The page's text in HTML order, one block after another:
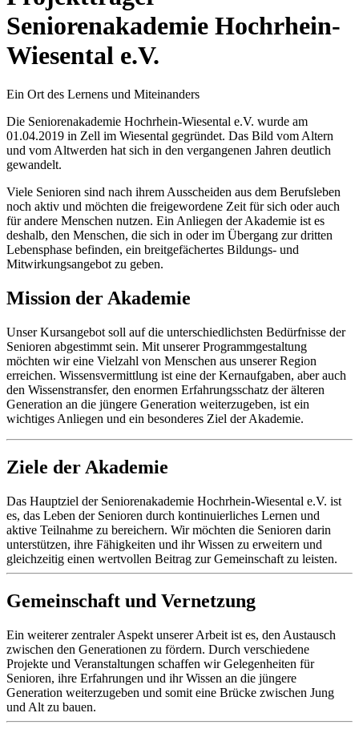
Seniorenakademie Hochrhein-
Wiesental e.V.
Ein Ort des Lernens und Miteinanders
Die Seniorenakademie Hochrhein-Wiesental e.V. wurde am
01.04.2019 in Zell im Wiesental gegründet. Das Bild vom Altern
und vom Altwerden hat sich in den vergangenen Jahren deutlich
gewandelt.
Viele Senioren sind nach ihrem Ausscheiden aus dem Berufsleben
noch aktiv und möchten die freigewordene Zeit für sich oder auch
für andere Menschen nutzen. Ein Anliegen der Akademie ist es
deshalb, den Menschen, die sich in oder im Übergang zur dritten
Lebensphase befinden, ein breitgefächertes Bildungs- und
Mitwirkungsangebot zu geben.
Mission der Akademie
Unser Kursangebot soll auf die unterschiedlichsten Bedürfnisse der
Senioren abgestimmt sein. Mit unserer Programmgestaltung
möchten wir eine Vielzahl von Menschen aus unserer Region
erreichen. Wissensvermittlung ist eine der Kernaufgaben, aber auch
den Wissenstransfer, den enormen Erfahrungsschatz der älteren
Generation an die jüngere Generation weiterzugeben, ist ein
wichtiges Anliegen und ein besonderes Ziel der Akademie.
Ziele der Akademie
Das Hauptziel der Seniorenakademie Hochrhein-Wiesental e.V. ist
es, das Leben der Senioren durch kontinuierliches Lernen und
aktive Teilnahme zu bereichern. Wir möchten die Senioren darin
unterstützen, ihre Fähigkeiten und ihr Wissen zu erweitern und
gleichzeitig einen wertvollen Beitrag zur Gemeinschaft zu leisten.
Gemeinschaft und Vernetzung
Ein weiterer zentraler Aspekt unserer Arbeit ist es, den Austausch
zwischen den Generationen zu fördern. Durch verschiedene
Projekte und Veranstaltungen schaffen wir Gelegenheiten für
Senioren, ihre Erfahrungen und ihr Wissen an die jüngere
Generation weiterzugeben und somit eine Brücke zwischen Jung
und Alt zu bauen.